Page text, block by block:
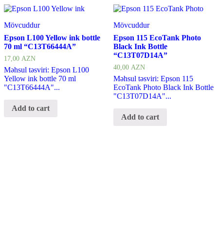
Mövcuddur
Epson L100 Yellow ink bottle
70 ml “C13T66444A”
17,00 AZN
Məhsul təsviri: Epson L100
Yellow ink bottle 70 ml
"C13T66444A"...
Add to cart
Mövcuddur
Epson 115 EcoTank Photo
Black Ink Bottle
“C13T07D14A”
40,00 AZN
Məhsul təsviri: Epson 115
EcoTank Photo Black Ink Bottle
"C13T07D14A"...
Add to cart